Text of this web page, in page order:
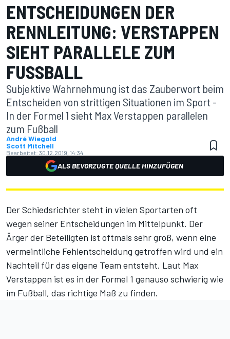
ENTSCHEIDUNGEN DER
RENNLEITUNG: VERSTAPPEN
SIEHT PARALLELE ZUM
FUSSBALL
Subjektive Wahrnehmung ist das Zauberwort beim
Entscheiden von strittigen Situationen im Sport -
In der Formel 1 sieht Max Verstappen parallelen
zum Fußball
André Wiegold
Scott Mitchell
Bearbeitet: 30.12.2019, 14:34
ALS BEVORZUGTE QUELLE HINZUFÜGEN
Der Schiedsrichter steht in vielen Sportarten oft
wegen seiner Entscheidungen im Mittelpunkt. Der
Ärger der Beteiligten ist oftmals sehr groß, wenn eine
vermeintliche Fehlentscheidung getroffen wird und ein
Nachteil für das eigene Team entsteht. Laut Max
Verstappen ist es in der Formel 1 genauso schwierig wie
im Fußball, das richtige Maß zu finden.